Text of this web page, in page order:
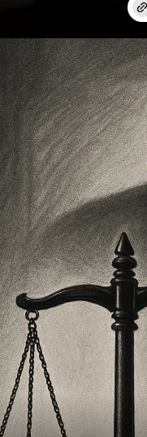
Openinghttps://